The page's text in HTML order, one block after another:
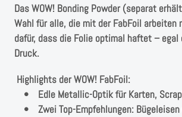
Das WOW! Bonding Powder (separat
Wahl für alle, die mit der FabFoil arbeiten
dafür, dass die Folie optimal haftet – egal
Druck.
Highlights der WOW! FabFoil:
• Edle Metallic-Optik für Karten,
• Zwei Top-Empfehlungen: